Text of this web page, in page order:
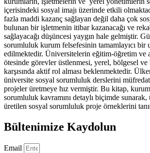
içerisindeki sosyal imajı üzerinde etkili
fazla maddi kazanç sağlayan değil daha çok
bulunan bir işletmenin itibar kazanacağı ve
sağlayacağı düşüncesi yaygın hale gelmiştir.
sorumluluk kurum felsefesinin tamamlayıcı bir
edilmektedir. Üniversitelerin eğitim-öğretim ve
ötesinde görevler üstlenmesi, yerel, bölgesel
karşısında aktif rol alması beklenmektedir.
üniversite sosyal sorumluluk derslerini
projeler üretmeye hız vermiştir. Bu kitap,
sorumluluk kavramını detaylı biçimde
üretilen sosyal sorumluluk proje örneklerini
Bültenimize Kaydolun
Email